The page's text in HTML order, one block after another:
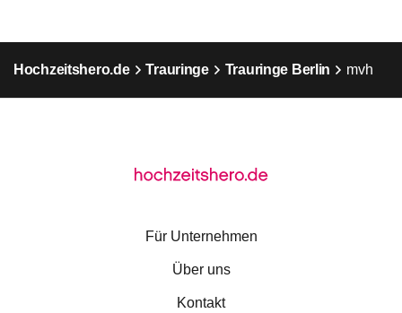
Hochzeitshero.de Trauringe Trauringe Berlin mvh
Für Unternehmen
Über uns
Kontakt